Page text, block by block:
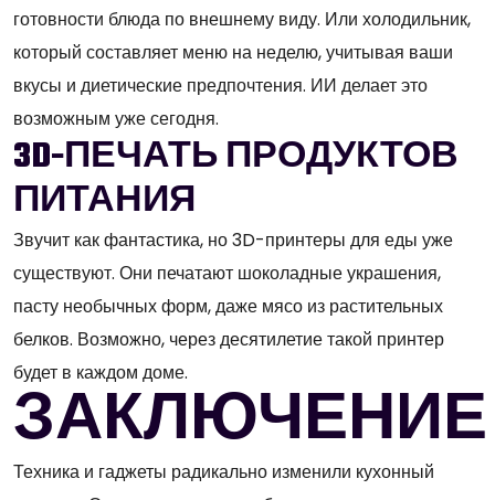
готовности блюда по внешнему виду. Или холодильник,
который составляет меню на неделю, учитывая ваши
вкусы и диетические предпочтения. ИИ делает это
возможным уже сегодня.
3D-ПЕЧАТЬ ПРОДУКТОВ
ПИТАНИЯ
Звучит как фантастика, но 3D-принтеры для еды уже
существуют. Они печатают шоколадные украшения,
пасту необычных форм, даже мясо из растительных
белков. Возможно, через десятилетие такой принтер
будет в каждом доме.
ЗАКЛЮЧЕНИЕ
Техника и гаджеты радикально изменили кухонный